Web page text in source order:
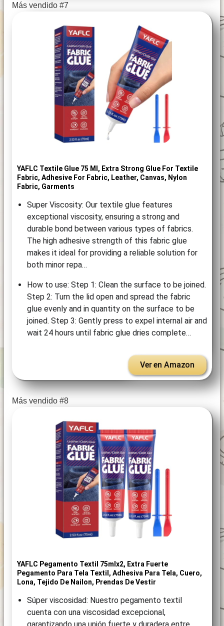
Más vendido #7
YAFLC Textile Glue 75 Ml, Extra Strong Glue For Textile
Fabric, Adhesive For Fabric, Leather, Canvas, Nylon
Fabric, Garments
Super Viscosity: Our textile glue features
exceptional viscosity, ensuring a strong and
durable bond between various types of fabrics.
The high adhesive strength of this fabric glue
makes it ideal for providing a reliable solution for
both minor repa…
How to use: Step 1: Clean the surface to be joined.
Step 2: Turn the lid open and spread the fabric
glue evenly and in quantity on the surface to be
joined. Step 3: Gently press to expel internal air and
wait 24 hours until fabric glue dries complete…
Ver en Amazon
Más vendido #8
YAFLC Pegamento Textil 75mlx2, Extra Fuerte
Pegamento Para Tela Textil, Adhesiva Para Tela, Cuero,
Lona, Tejido De Nailon, Prendas De Vestir
Súper viscosidad: Nuestro pegamento textil
cuenta con una viscosidad excepcional,